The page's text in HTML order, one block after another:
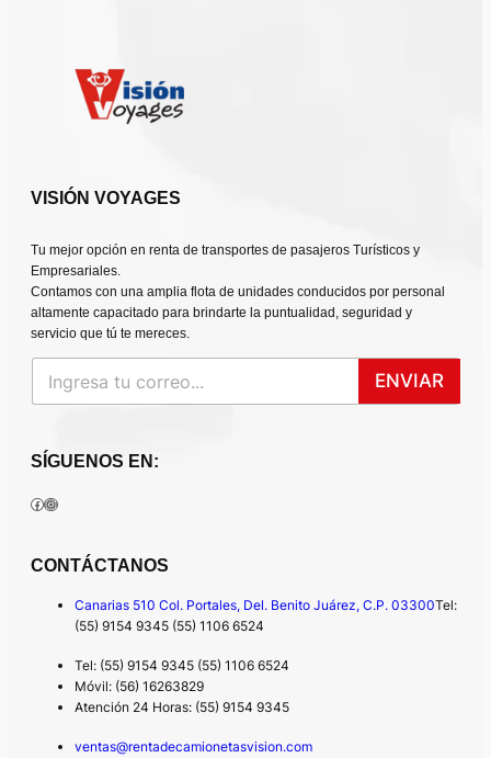
VISIÓN VOYAGES
Tu mejor opción en renta de transportes de pasajeros Turísticos y
Empresariales.
Contamos con una amplia flota de unidades conducidos por personal
altamente capacitado para brindarte la puntualidad, seguridad y
servicio que tú te mereces.
ENVIAR
SÍGUENOS EN:
Facebook Instagram
CONTÁCTANOS
Canarias 510 Col. Portales, Del. Benito Juárez, C.P. 03300Tel:
(55) 9154 9345 (55) 1106 6524
Tel: (55) 9154 9345 (55) 1106 6524
Móvil: (56) 16263829
Atención 24 Horas: (55) 9154 9345
ventas@rentadecamionetasvision.com